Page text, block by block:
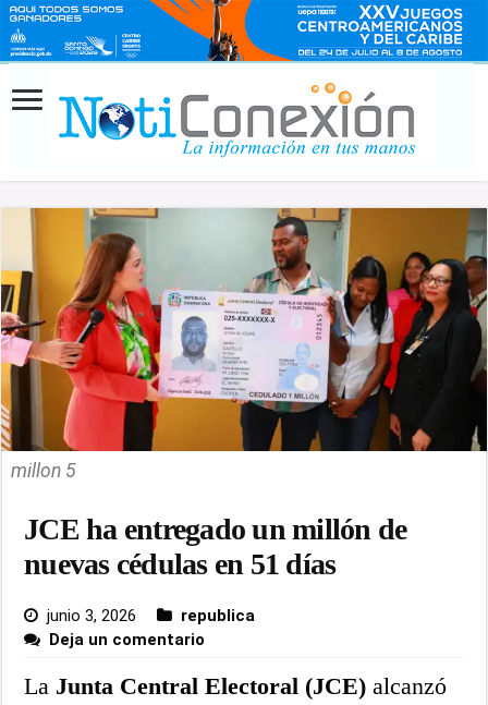
millon 5
JCE ha entregado un millón de
nuevas cédulas en 51 días
junio 3, 2026
republica
Deja un comentario
La Junta Central Electoral (JCE) alcanzó